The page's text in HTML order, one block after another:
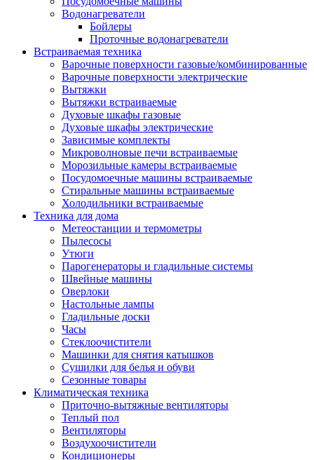
Тонометры
Электрические грелки
Аудио-видео техника
Аксессуары для аудио-видео техники
Кабели для аудио и видео
Кронштейны для акустики
Магнитолы
Музыкальные центры
Диктофоны
Домашние кинотеатры
Игровые приставки и аксессуары
Аксессуары к игровым
Музыкальные инструменты
Аксессуары эми
Ди-джейское оборудование
Плееры blu-ray и dvd
Проекционное оборудование
Аксессуары для проекционного
Интерактивные доски
Кронштейны для проекторов
Проекторы
Экраны
Магнитно-маркерные доски
Радиобудильники
Радиоприемники
Саундбары
Системы и компоненты hi-fi
Компоненты hi-fi
Водонагреватели
Бойлеры
Проточные водонагреватели
Встраиваемая техника
Варочные поверхности газовые/комбинированные
Варочные поверхности электрические
Вытяжки
Вытяжки встраиваемые
Духовые шкафы газовые
Духовые шкафы электрические
Зависимые комплекты
Микроволновые печи встраиваемые
Морозильные камеры встраиваемые
Посудомоечные машины встраиваемые
Стиральные машины встраиваемые
Холодильники встраиваемые
Техника для дома
Метеостанции и термометры
Пылесосы
Утюги
Парогенераторы и гладильные системы
Швейные машины
Оверлоки
Настольные лампы
Гладильные доски
Часы
Стеклоочистители
Машинки для снятия катышков
Сушилки для белья и обуви
Сезонные товары
Климатическая техника
Приточно-вытяжные вентиляторы
Теплый пол
Вентиляторы
Воздухоочистители
Кондиционеры